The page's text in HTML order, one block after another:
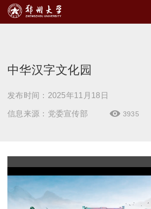
中华汉字文化园
发布时间：2025年11月18日
信息来源：党委宣传部  3935